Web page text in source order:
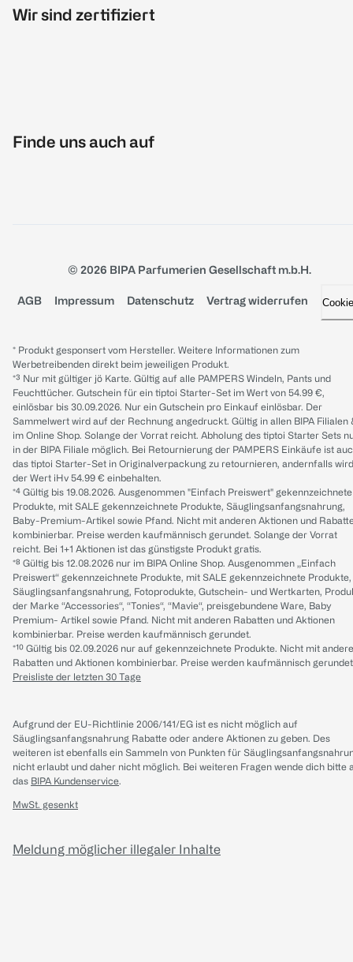
Wir sind zertifiziert
Finde uns auch auf
© 2026 BIPA Parfumerien Gesellschaft m.b.H.
AGB Impressum Datenschutz Vertrag widerrufen
* Produkt gesponsert vom Hersteller. Weitere Informationen zum
Werbetreibenden direkt beim jeweiligen Produkt.
*³ Nur mit gültiger jö Karte. Gültig auf alle PAMPERS Windeln, Pants und
Feuchttücher. Gutschein für ein tiptoi Starter-Set im Wert von 54.99 €,
einlösbar bis 30.09.2026. Nur ein Gutschein pro Einkauf einlösbar. Der
Sammelwert wird auf der Rechnung angedruckt. Gültig in allen BIPA Filialen
im Online Shop. Solange der Vorrat reicht. Abholung des tiptoi Starter Sets
in der BIPA Filiale möglich. Bei Retournierung der PAMPERS Einkäufe ist
das tiptoi Starter-Set in Originalverpackung zu retournieren, andernfalls wird
der Wert iHv 54.99 € einbehalten.
*⁴ Gültig bis 19.08.2026. Ausgenommen "Einfach Preiswert" gekennzeichnete
Produkte, mit SALE gekennzeichnete Produkte, Säuglingsanfangsnahrung,
Baby-Premium-Artikel sowie Pfand. Nicht mit anderen Aktionen und
kombinierbar. Preise werden kaufmännisch gerundet. Solange der Vorrat
reicht. Bei 1+1 Aktionen ist das günstigste Produkt gratis.
*⁸ Gültig bis 12.08.2026 nur im BIPA Online Shop. Ausgenommen „Einfach
Preiswert“ gekennzeichnete Produkte, mit SALE gekennzeichnete Produkte,
Säuglingsanfangsnahrung, Fotoprodukte, Gutschein- und Wertkarten,
der Marke “Accessories“, “Tonies“, “Mavie“, preisgebundene Ware, Baby
Premium- Artikel sowie Pfand. Nicht mit anderen Rabatten und Aktionen
kombinierbar. Preise werden kaufmännisch gerundet.
*¹⁰ Gültig bis 02.09.2026 nur auf gekennzeichnete Produkte. Nicht mit
Rabatten und Aktionen kombinierbar. Preise werden kaufmännisch
Preisliste der letzten 30 Tage
Aufgrund der EU-Richtlinie 2006/141/EG ist es nicht möglich auf
Säuglingsanfangsnahrung Rabatte oder andere Aktionen zu geben. Des
weiteren ist ebenfalls ein Sammeln von Punkten für
nicht erlaubt und daher nicht möglich. Bei weiteren Fragen wende dich bitte
das BIPA Kundenservice.
MwSt. gesenkt
Meldung möglicher illegaler Inhalte